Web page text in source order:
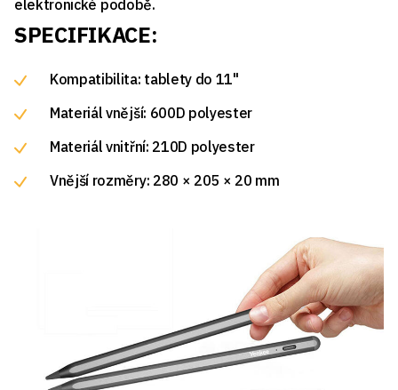
elektronické podobě.
SPECIFIKACE:
Kompatibilita: tablety do 11"
Materiál vnější: 600D polyester
Materiál vnitřní: 210D polyester
Vnější rozměry: 280 × 205 × 20 mm